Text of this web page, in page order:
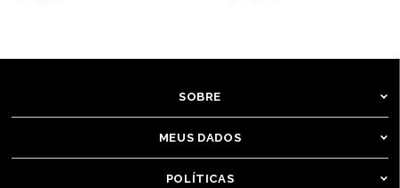
SOBRE
MEUS DADOS
POLÍTICAS